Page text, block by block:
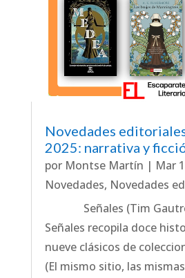
Novedades
2025: narrativa y
por Montse Martín | Mar
Novedades, Novedades
Señales (Tim
Señales recopila doce
nueve clásicos de
(El mismo sitio, las